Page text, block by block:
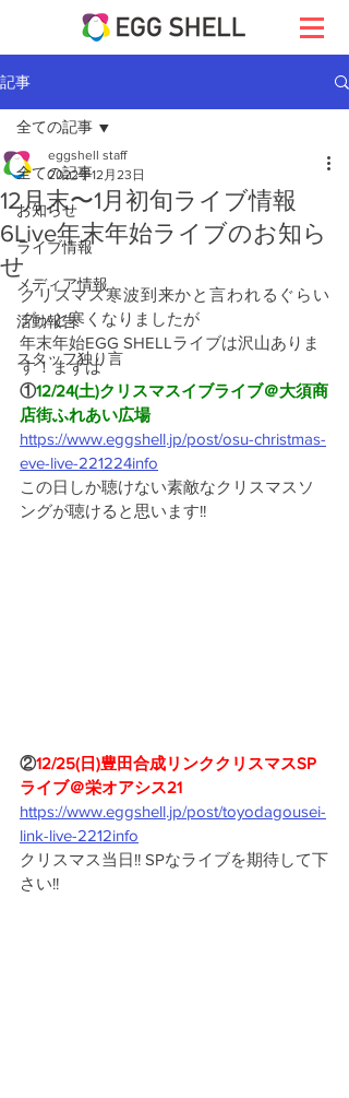
記事
全ての記事
お知らせ
ライブ情報
メディア情報
活動報告
スタッフ独り言
全ての記事
12月末〜1月初旬ライブ情報
6Live年末年始ライブのお知ら
せ
eggshell staff
2022年12月23日
クリスマス寒波到来かと言われるぐらい
グッと寒くなりましたが
年末年始EGG SHELLライブは沢山ありま
す！まずは
①12/24(土)クリスマスイブライブ＠大須商
店街ふれあい広場
https://www.eggshell.jp/post/osu-christmas-
eve-live-221224info
この日しか聴けない素敵なクリスマスソ
ングが聴けると思います!!
②12/25(日)豊田合成リンククリスマスSP
ライブ＠栄オアシス21
https://www.eggshell.jp/post/toyodagousei-
link-live-2212info
クリスマス当日!! SPなライブを期待して下
さい!!